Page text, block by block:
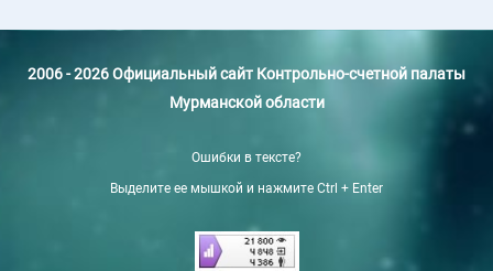
2006 - 2026 Официальный сайт Контрольно-счетной палаты
Мурманской области
Ошибки в тексте?
Выделите ее мышкой и нажмите Ctrl + Enter